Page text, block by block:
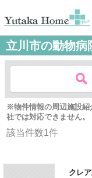
立川市の動物病
※物件情報の周辺施設紹
社では対応できません。
該当件数1件
クレ